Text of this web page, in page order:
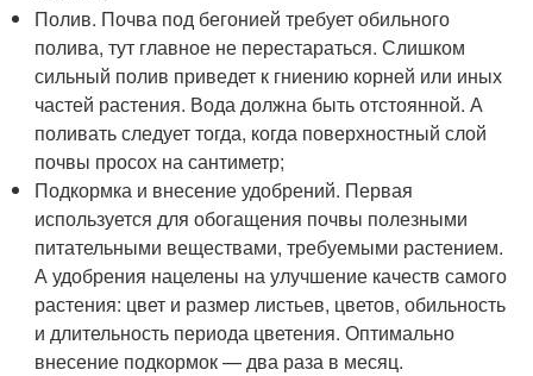
Полив. Почва под бегонией требует обильного
полива, тут главное не перестараться. Слишком
сильный полив приведет к гниению корней или иных
частей растения. Вода должна быть отстоянной. А
поливать следует тогда, когда поверхностный слой
почвы просох на сантиметр;
Подкормка и внесение удобрений. Первая
используется для обогащения почвы полезными
питательными веществами, требуемыми растением.
А удобрения нацелены на улучшение качеств самого
растения: цвет и размер листьев, цветов, обильность
и длительность периода цветения. Оптимально
внесение подкормок — два раза в месяц.